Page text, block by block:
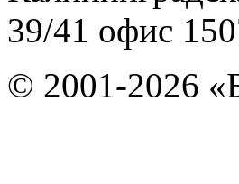
39/41 офис
© 2001-2026